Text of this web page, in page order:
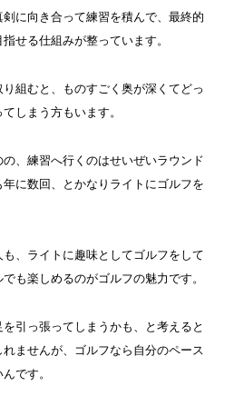
に向き合って練習を積んで、最終的
せる仕組みが整っています。
組むと、ものすごく奥が深くてどっ
しまう方もいます。
、練習へ行くのはせいぜいラウンド
に数回、とかなりライトにゴルフを
、ライトに趣味としてゴルフをして
も楽しめるのがゴルフの魅力です。
引っ張ってしまうかも、と考えると
ませんが、ゴルフなら自分のペース
です。